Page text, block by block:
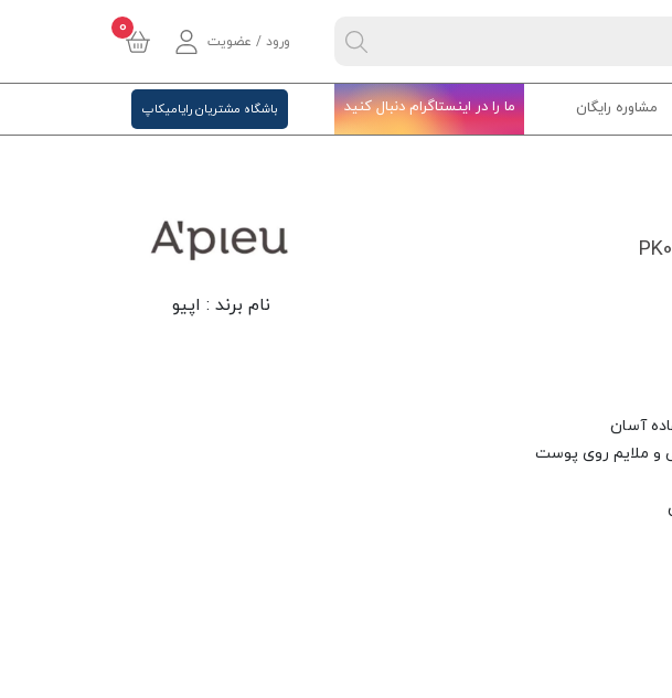
ورود / عضویت
0
مشاوره رایگان ما را در اینستاگرام دنبال کنید باشگاه مشتریان رایامیکاپ
آسان
و ملایم روی پوست
نام برند : اپیو